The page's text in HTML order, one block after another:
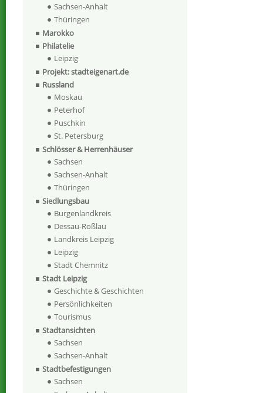
Sachsen-Anhalt
Thüringen
Marokko
Philatelie
Leipzig
Projekt: stadteigenart.de
Russland
Moskau
Peterhof
Puschkin
St. Petersburg
Schlösser & Herrenhäuser
Sachsen
Sachsen-Anhalt
Thüringen
Siedlungsbau
Burgenlandkreis
Dessau-Roßlau
Landkreis Leipzig
Leipzig
Stadt Chemnitz
Stadt Leipzig
Geschichte & Geschichten
Persönlichkeiten
Tourismus
Stadtansichten
Sachsen
Sachsen-Anhalt
Stadtbefestigungen
Sachsen